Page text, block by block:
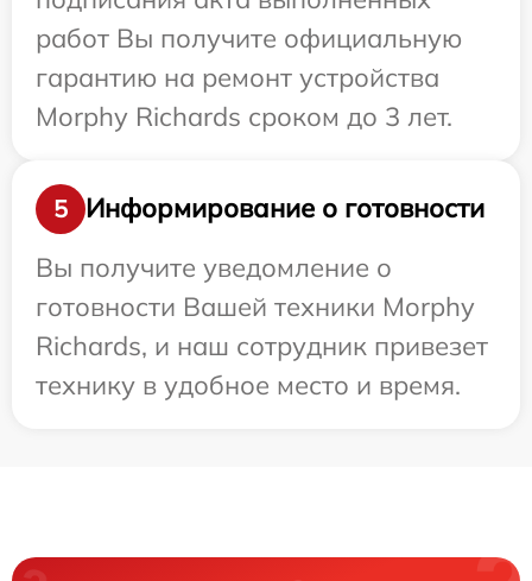
работ Вы получите официальную
гарантию на ремонт устройства
Morphy Richards сроком до 3 лет.
5
Информирование о готовности
Вы получите уведомление о
готовности Вашей техники Morphy
Richards, и наш сотрудник привезет
технику в удобное место и время.